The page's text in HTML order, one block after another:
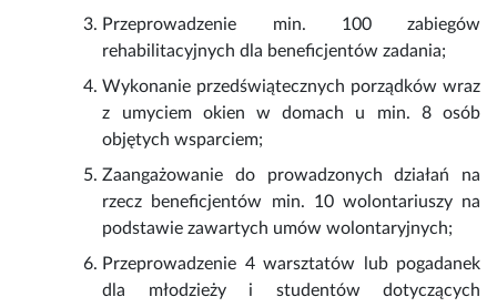
Przeprowadzenie min. 100 zabiegów
rehabilitacyjnych dla beneficjentów zadania;
Wykonanie przedświątecznych porządków wraz
z umyciem okien w domach u min. 8 osób
objętych wsparciem;
Zaangażowanie do prowadzonych działań na
rzecz beneficjentów min. 10 wolontariuszy na
podstawie zawartych umów wolontaryjnych;
Przeprowadzenie 4 warsztatów lub pogadanek
dla młodzieży i studentów dotyczących